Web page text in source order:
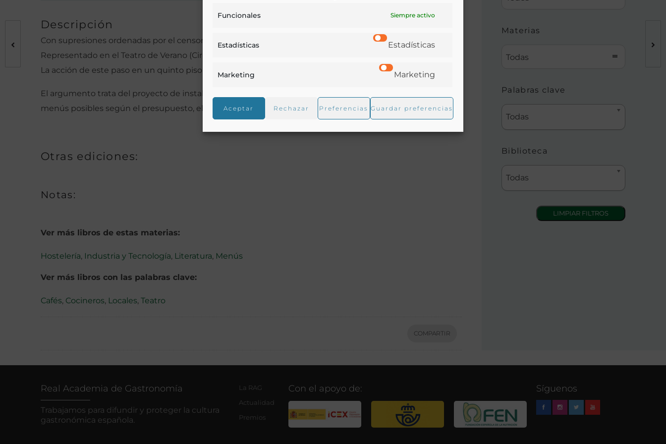
Funcionales Siempre activo
Estadísticas Estadísticas
Marketing Marketing
Aceptar Rechazar Preferencias Guardar preferencias
Descripción
Con supresiones ordenadas por el censor
Representado en el Teatro de Verano (Circo de Paul) en la noche del día 11 de julio de 1868
La acción de este paso en un quinto piso de la calle de la Pasa
El argumento trata del proyecto de instalación de un café-cantante, con descripción de los distintos
menús posibles según el presupuesto, el posible cocinero italiano al que entrevistan, etc, etc.
Otras ediciones:
Notas:
Ver más libros de estas materias:
Hostelería, Industria y Tecnología, Literatura, Menús
Ver más libros con las palabras clave:
Cafés, Cocineros, Locales, Teatro
COMPARTIR
Materias
Todas
Palabras clave
Todas
Biblioteca
Todas
Real Academia de Gastronomía
Trabajamos para difundir y proteger la cultura
gastronómica española.
La RAG
Actualidad
Premios
Con el apoyo de: Síguenos